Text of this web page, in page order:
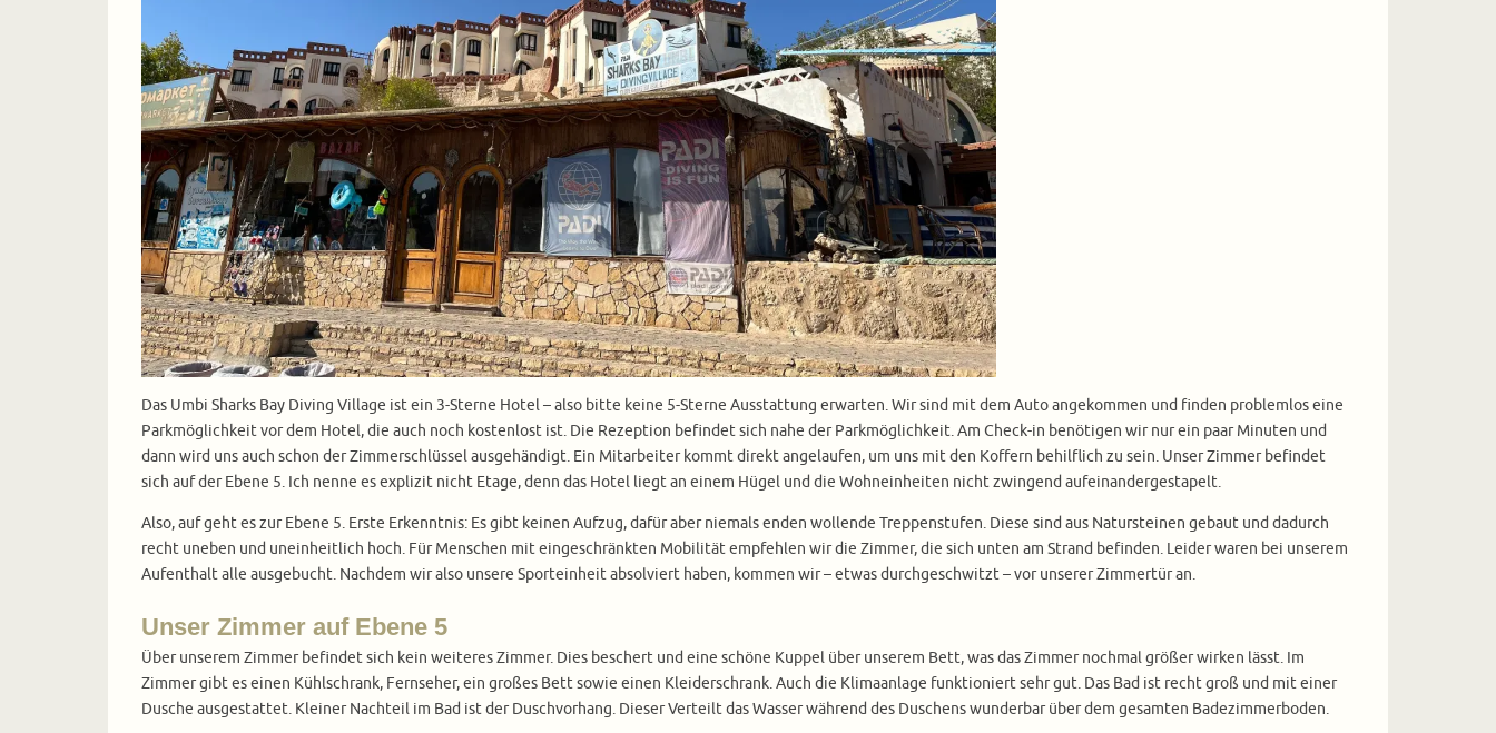
Das Umbi Sharks Bay Diving Village ist ein 3-Sterne Hotel – also bitte keine 5-Sterne Ausstattung erwarten. Wir sind mit dem Auto angekommen und finden problemlos eine
Parkmöglichkeit vor dem Hotel, die auch noch kostenlost ist. Die Rezeption befindet sich nahe der Parkmöglichkeit. Am Check-in benötigen wir nur ein paar Minuten und
dann wird uns auch schon der Zimmerschlüssel ausgehändigt. Ein Mitarbeiter kommt direkt angelaufen, um uns mit den Koffern behilflich zu sein. Unser Zimmer befindet
sich auf der Ebene 5. Ich nenne es explizit nicht Etage, denn das Hotel liegt an einem Hügel und die Wohneinheiten nicht zwingend aufeinandergestapelt.
Also, auf geht es zur Ebene 5. Erste Erkenntnis: Es gibt keinen Aufzug, dafür aber niemals enden wollende Treppenstufen. Diese sind aus Natursteinen gebaut und dadurch
recht uneben und uneinheitlich hoch. Für Menschen mit eingeschränkten Mobilität empfehlen wir die Zimmer, die sich unten am Strand befinden. Leider waren bei unserem
Aufenthalt alle ausgebucht. Nachdem wir also unsere Sporteinheit absolviert haben, kommen wir – etwas durchgeschwitzt – vor unserer Zimmertür an.
Unser Zimmer auf Ebene 5
Über unserem Zimmer befindet sich kein weiteres Zimmer. Dies beschert und eine schöne Kuppel über unserem Bett, was das Zimmer nochmal größer wirken lässt. Im
Zimmer gibt es einen Kühlschrank, Fernseher, ein großes Bett sowie einen Kleiderschrank. Auch die Klimaanlage funktioniert sehr gut. Das Bad ist recht groß und mit einer
Dusche ausgestattet. Kleiner Nachteil im Bad ist der Duschvorhang. Dieser Verteilt das Wasser während des Duschens wunderbar über dem gesamten Badezimmerboden.